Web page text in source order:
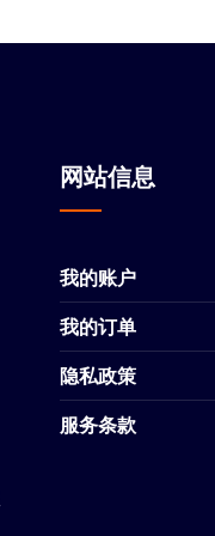
网站信息
我的账户
我的订单
隐私政策
服务条款